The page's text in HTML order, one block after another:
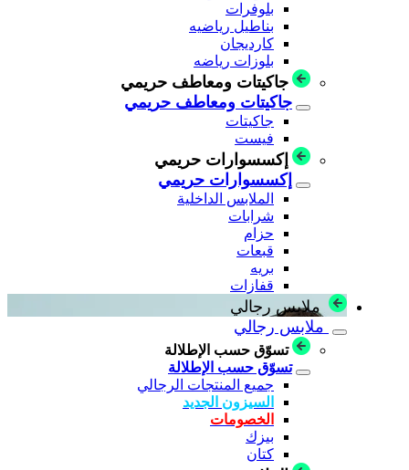
بلوفرات
بناطيل رياضيه
كارديجان
بلوزات رياضه
جاكيتات ومعاطف حريمي
جاكيتات ومعاطف حريمي
جاكيتات
فيست
إكسسوارات حريمي
إكسسوارات حريمي
الملابس الداخلية
شرابات
حزام
قبعات
بريه
قفازات
ملابس رجالي
ملابس رجالي
تسوّق حسب الإطلالة
تسوّق حسب الإطلالة
جميع المنتجات الرجالي
السيزون الجديد
الخصومات
بيزك
كتان